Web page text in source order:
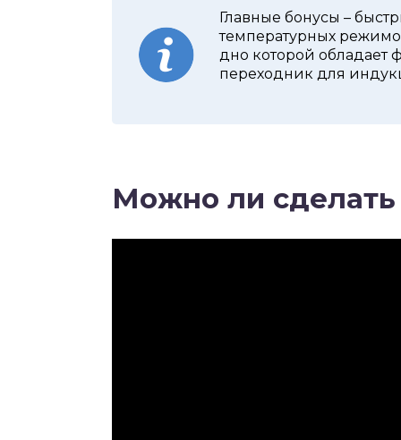
Главные бонусы –
температурных
дно которой
переходник для
Можно ли